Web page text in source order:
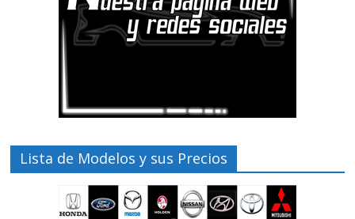
Lista de Modelos y sus Precios